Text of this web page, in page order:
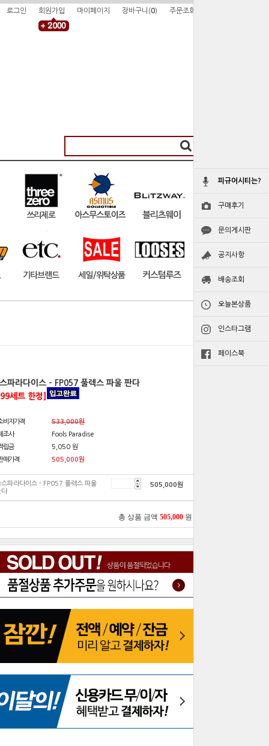
피규어시티는?
구매후기
문의게시판
공지사항
배송조회
오늘본상품
인스타그램
페이스북
로그인 회원가입 마이페이지 장바구니(0) 주문조회
파라다이스 - FP057 풀렉스 파울 판다
세트 한정]
비자가격
533,000원
조사
Fools Paradise
립금
5,050 원
매가격
505,000원
스파라다이스 - FP057 풀렉스 파울
다
505,000원
총 상품 금액 505,000 원